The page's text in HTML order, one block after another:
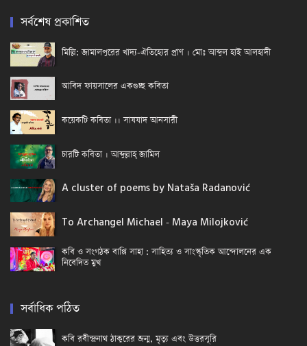
সর্বশেষ প্রকাশিত
মিল্লি: জামালপুরের খাদ্য-ঐতিহ্যের প্রাণ । মোঃ আব্দুল হাই আলহাদী
আবিদ ফায়সালের একগুচ্ছ কবিতা
কয়েকটি কবিতা ।। সাযযাদ আনসারী
চারটি কবিতা । আব্দুল্লাহ্ জামিল
A cluster of poems by Nataša Radanović
To Archangel Michael - Maya Milojković
কবি ও সংগঠক বাপ্পি সাহা : সাহিত্য ও সাংস্কৃতিক আন্দোলনের এক
নিবেদিত মুখ
সর্বাধিক পঠিত
কবি রবীন্দ্রনাথ ঠাকুরের জন্ম, মৃত্যু এবং উত্তরসূরি